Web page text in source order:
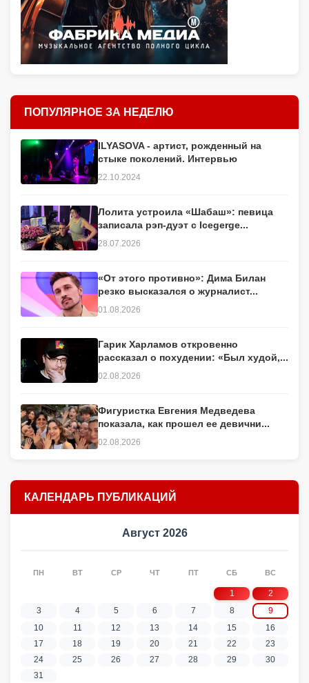
ПОПУЛЯРНОЕ ЗА НЕДЕЛЮ
ILYASOVA - артист, рожденный на
стыке поколений. Интервью
22.10.2024
Лолита устроила «Шабаш»: певица
записала рэп-дуэт с Icegerge...
28.07.2026
«От этого противно»: Дима Билан
резко высказался о журналист...
01.08.2026
Гарик Харламов откровенно
рассказал о похудении: «Был худой,...
02.08.2026
Фигуристка Евгения Медведева
показала, как прошел ее девични...
02.08.2026
КАЛЕНДАРЬ ПУБЛИКАЦИЙ
Август 2026
ПН ВТ СР ЧТ ПТ СБ ВС
1
2
3
4 5 6 7 8
9
10
11 12 13 14 15
16
17
18 19 20 21 22
23
24
25 26 27 28 29
30
31